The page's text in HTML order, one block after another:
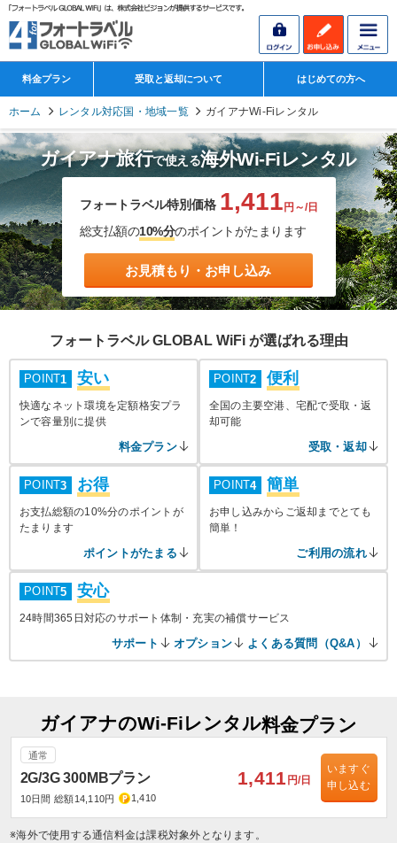
料金プラン 受取と返却について はじめての方へ
ホーム レンタル対応国・地域一覧 ガイアナWi-Fiレンタル
ガイアナ旅行で使える海外Wi-Fiレンタル
フォートラベル特別価格 1,411円～/日
総支払額の10%分のポイントがたまります
お見積もり・お申し込み
フォートラベル GLOBAL WiFi が選ばれる理由
POINT1 安い
快適なネット環境を定額格安プラ
ンで容量別に提供
料金プラン
POINT2 便利
全国の主要空港、宅配で受取・返
却可能
受取・返却
POINT3 お得
お支払総額の10%分のポイントが
たまります
ポイントがたまる
POINT4 簡単
お申し込みからご返却までとても
簡単！
ご利用の流れ
POINT5 安心
24時間365日対応のサポート体制・充実の補償サービス
サポート オプション よくある質問（Q&A）
ガイアナのWi-Fiレンタル料金プラン
通常
2G/3G 300MBプラン
10日間 総額14,110円 1,410
1,411 円/日
いますぐ
申し込む
※海外で使用する通信料金は課税対象外となります。